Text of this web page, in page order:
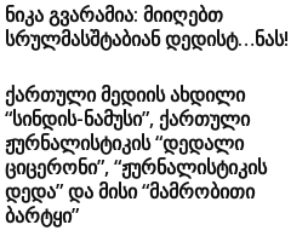
ნიკა გვარამია: მიიღებთ
სრულმასშტაბიან დედისტ…ნას!
ქართული მედიის ახდილი
“სინდის-ნამუსი”, ქართული
ჟურნალისტიკის “დედალი
ციცერონი”, “ჟურნალისტიკის
დედა” და მისი “მამრობითი
ბარტყი”